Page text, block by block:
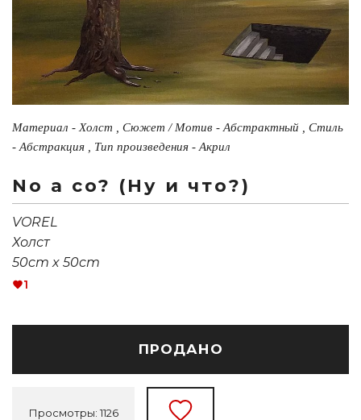
Материал - Холст , Сюжет / Мотив - Абстрактный , Стиль
- Абстракция , Тип произведения - Акрил
No a co? (Ну и что?)
VOREL
Холст
50cm x 50cm
1
ПРОДАНО
Просмотры: 1126